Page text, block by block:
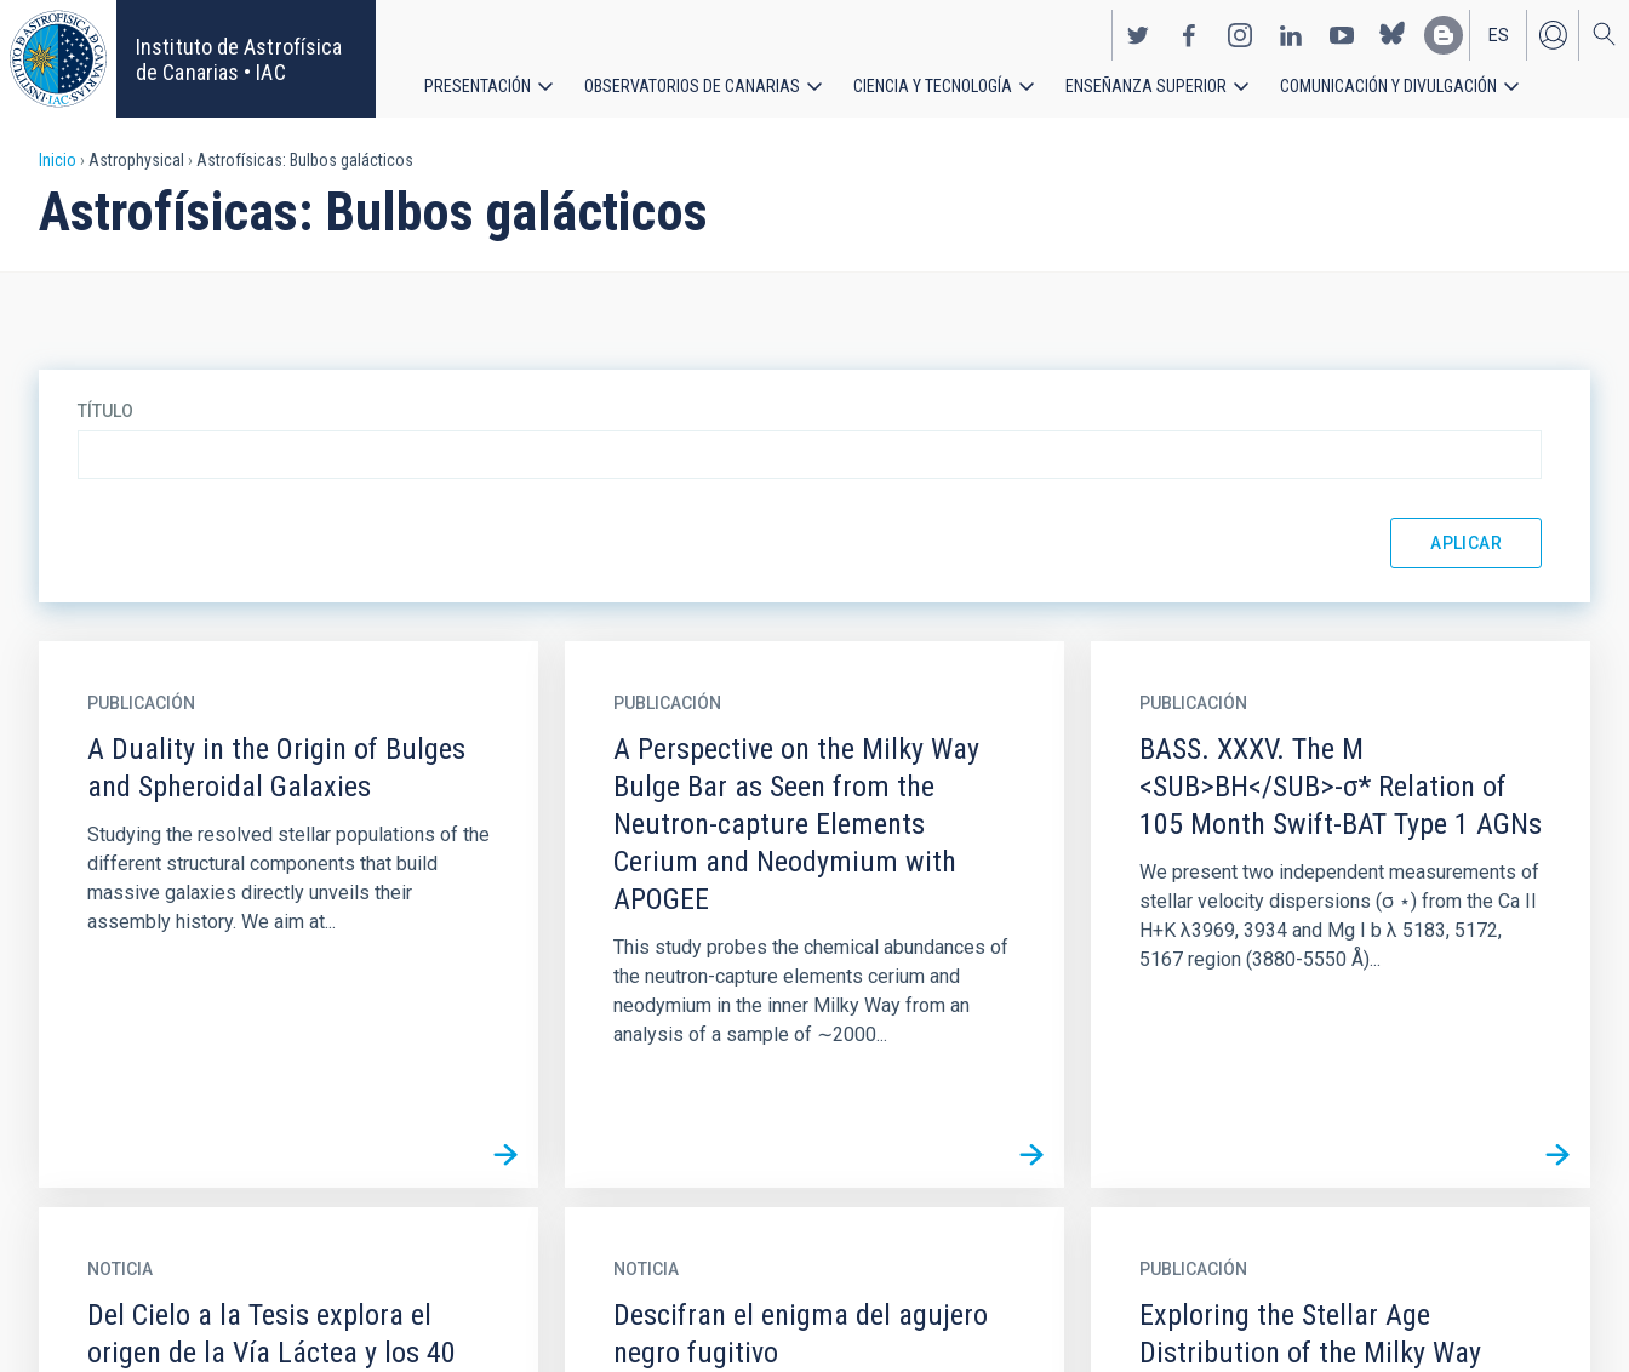
Pasar
al
contenido
principal
Instituto de Astrofísica
de Canarias • IAC
EN
ES
principal
PRESENTACIÓN OBSERVATORIOS DE CANARIAS CIENCIA Y TECNOLOGÍA ENSEÑANZA SUPERIOR COMUNICACIÓN Y DIVULGACIÓN
Sobrescribir
enlaces
Inicio Astrophysical Astrofísicas: Bulbos galácticos
Astrofísicas: Bulbos galácticos
TÍTULO
PUBLICACIÓN
A Duality in the Origin of Bulges
and Spheroidal Galaxies
Studying the resolved stellar populations of the
different structural components that build
massive galaxies directly unveils their
assembly history. We aim at...
PUBLICACIÓN
A Perspective on the Milky Way
Bulge Bar as Seen from the
Neutron-capture Elements
Cerium and Neodymium with
APOGEE
This study probes the chemical abundances of
the neutron-capture elements cerium and
neodymium in the inner Milky Way from an
analysis of a sample of ∼2000...
PUBLICACIÓN
BASS. XXXV. The M
<SUB>BH</SUB>-σ* Relation of
105 Month Swift-BAT Type 1 AGNs
We present two independent measurements of
stellar velocity dispersions (σ ⋆) from the Ca II
H+K λ3969, 3934 and Mg I b λ 5183, 5172,
5167 region (3880-5550 Å)...
NOTICIA
Del Cielo a la Tesis explora el
origen de la Vía Láctea y los 40
NOTICIA
Descifran el enigma del agujero
negro fugitivo
PUBLICACIÓN
Exploring the Stellar Age
Distribution of the Milky Way